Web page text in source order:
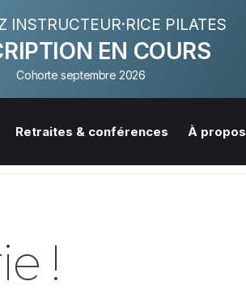
INSTRUCTEUR·RICE PILATES
EN COURS
Cohorte septembre 2026
Retraites & conférences À propos
!